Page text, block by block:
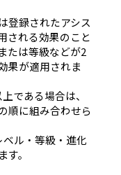
登録されたアシス
される効果のこと
たは等級などが2
果が適用されま
である場合は、
順に組み合わせら
ル・等級・進化
。